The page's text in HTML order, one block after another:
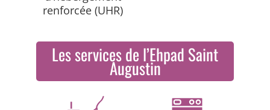
renforcée (UHR)
Les services de l’Ehpad Saint
Augustin